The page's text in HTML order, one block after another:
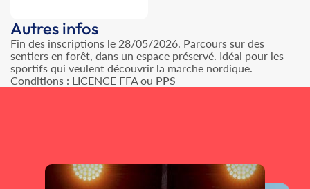
Autres infos
Fin des inscriptions le 28/05/2026. Parcours sur des
sentiers en forêt, dans un espace préservé. Idéal pour les
sportifs qui veulent découvrir la marche nordique.
Conditions : LICENCE FFA ou PPS